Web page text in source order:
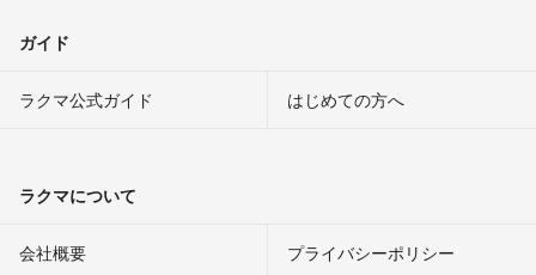
ガイド
ラクマ公式ガイド はじめての方へ
ラクマについて
会社概要 プライバシーポリシー